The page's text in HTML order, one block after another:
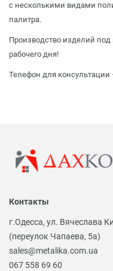
с несколькими видами
палитра.
Производство изделий под
рабочего дня!
Телефон для консультации
Контакты
г.Одесса, ул. Вячеслава
(переулок Чапаева, 5а)
sales@metalika.com.ua
067 558 69 60